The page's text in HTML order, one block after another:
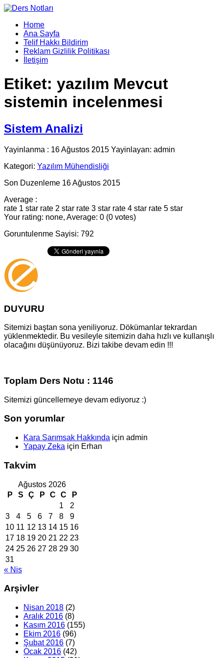
Home
Ana Sayfa
Telif Hakkı Bildirim
Reklam Gizlilik Politikası
İletişim
Etiket: yazılım Mevcut
sistemin incelenmesi
Sistem Analizi
Yayinlanma : 16 Ağustos 2015 Yayinlayan: admin
Kategori: Yazılım Mühendisliği
Son Duzenleme 16 Ağustos 2015
Average :
rate 1 star rate 2 star rate 3 star rate 4 star rate 5 star
Your rating: none, Average: 0 (0 votes)
Goruntulenme Sayisi: 792
DUYURU
Sitemizi baştan sona yeniliyoruz. Dökümanlar tekrardan
yüklenmektedir. Bu vesileyle sitemizin daha hızlı ve kullanışlı
olacağını düşünüyoruz. Bizi takibe devam edin !!!
Toplam Ders Notu : 1146
Sitemizi güncellemeye devam ediyoruz :)
Son yorumlar
Kara Sarımsak Hakkında için admin
Yapay Zeka için Erhan
Takvim
Ağustos 2026
P
S Ç P C C
P
1
2
3
4 5 6 7 8
9
10 11 12 13 14 15 16
17 18 19 20 21 22 23
24 25 26 27 28 29 30
31
« Nis
Arşivler
Nisan 2018 (2)
Aralık 2016 (8)
Kasım 2016 (155)
Ekim 2016 (96)
Şubat 2016 (7)
Ocak 2016 (42)